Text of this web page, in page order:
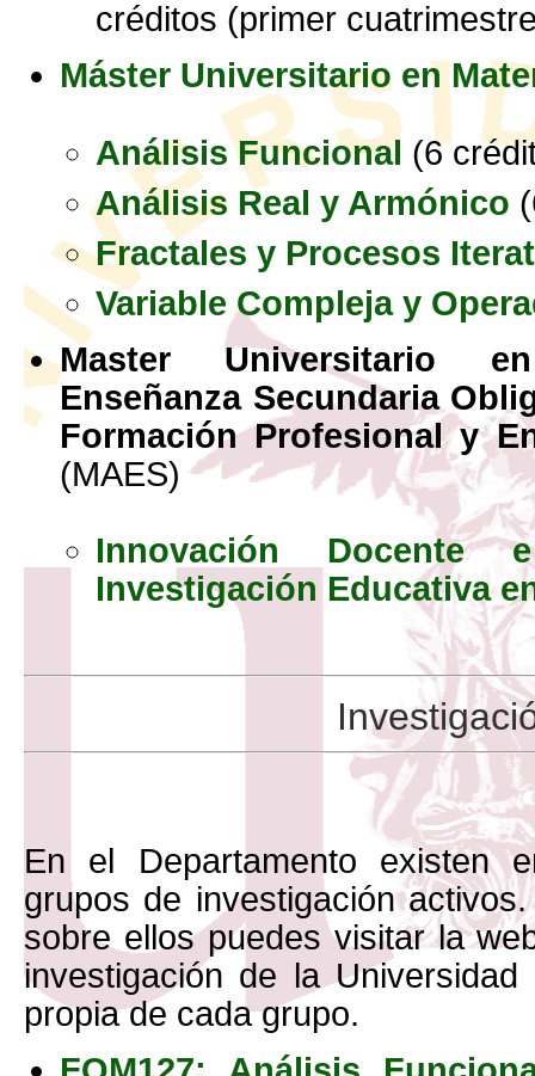
créditos (primer
Máster Universitario en
Análisis Funcional (6
Análisis Real y Armónico
Fractales y Procesos
Variable Compleja y
Master Universitario
Enseñanza Secundaria
Formación Profesional y
(MAES)
Innovación
Investigación Educativa
En el Departamento existen
grupos de investigación
sobre ellos puedes visitar la
investigación de la
propia de cada grupo.